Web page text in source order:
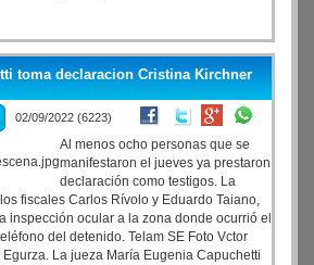
toma declaracion Cristina Kirchner
02/09/2022 (6223)
Al menos ocho personas que se
manifestaron el jueves ya prestaron
declaración como testigos. La
fiscales Carlos Rívolo y Eduardo Taiano,
inspección ocular a la zona donde ocurrió el
del detenido. Telam SE Foto Vctor
La jueza María Eugenia Capuchetti